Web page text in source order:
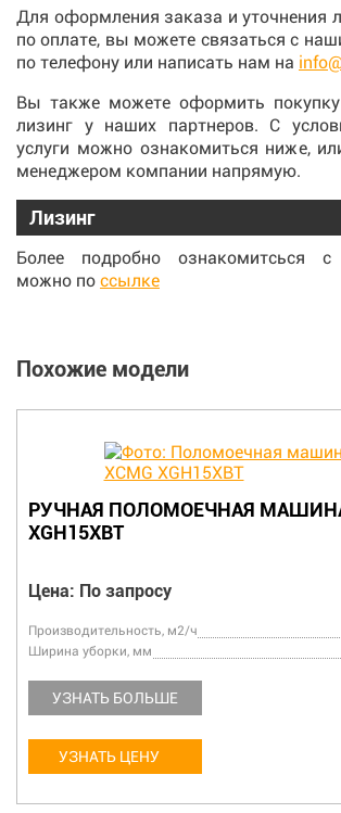
Для оформления заказа и уточнения
по оплате, вы можете связаться с
по телефону или написать нам на
Вы также можете оформить покупку
лизинг у наших партнеров. С
услуги можно ознакомиться ниже,
менеджером компании напрямую.
Лизинг
Более подробно ознакомитсься с
можно по ссылке
Похожие модели
РУЧНАЯ ПОЛОМОЕЧНАЯ МАШИНА
XGH15XBT
Цена: По запросу
Производительность, м2/ч
Ширина уборки, мм
УЗНАТЬ БОЛЬШЕ
УЗНАТЬ ЦЕНУ